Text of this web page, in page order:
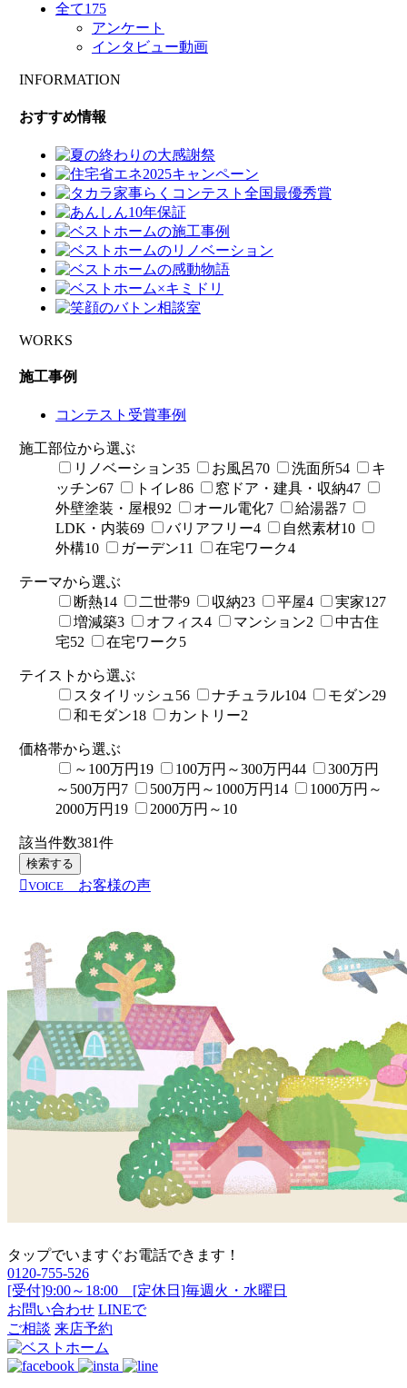
全て175
アンケート
インタビュー動画
INFORMATION
おすすめ情報
WORKS
施工事例
コンテスト受賞事例
施工部位から選ぶ
リノベーション35 お風呂70 洗面所54
キ
ッチン67 トイレ86 窓ドア・建具・収納47
外壁塗装・屋根92 オール電化7 給湯器7
LDK・内装69 バリアフリー4 自然素材10
外構10 ガーデン11 在宅ワーク4
テーマから選ぶ
断熱14 二世帯9 収納23 平屋4 実家127
増減築3 オフィス4 マンション2
中古住
宅52 在宅ワーク5
テイストから選ぶ
スタイリッシュ56 ナチュラル104 モダン29
和モダン18 カントリー2
価格帯から選ぶ
～100万円 19 100万円～300万円44
300万円
～500万円 7 500万円～1000万円 14
1000万円～
2000万円 19 2000万円～ 10
該当件数381件
検索する
VOICE
お客様の声
タップでいますぐお電話できます！
0120-755-526
[受付]9:00～18:00 [定休日]毎週火・水曜日
お問い合わせ LINEで
ご相談 来店予約